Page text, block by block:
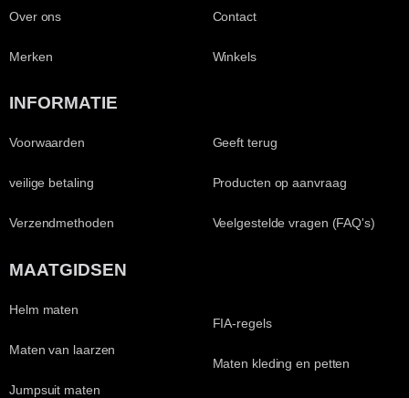
Over ons
Merken
Contact
Winkels
INFORMATIE
Voorwaarden
veilige betaling
Verzendmethoden
Geeft terug
Producten op aanvraag
Veelgestelde vragen (FAQ's)
MAATGIDSEN
Helm maten
Maten van laarzen
Jumpsuit maten
FIA-regels
Maten kleding en petten